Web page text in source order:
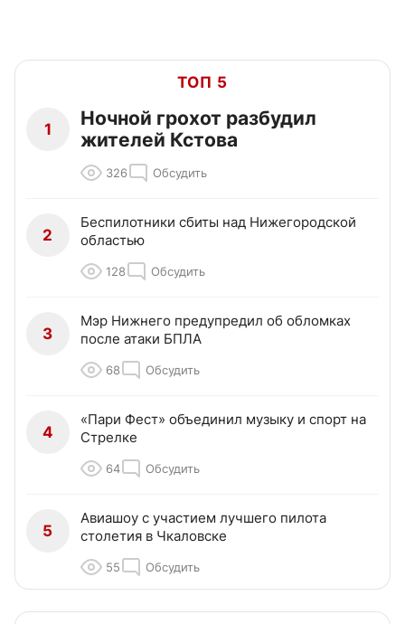
ТОП 5
1
Ночной грохот разбудил
жителей Кстова
326 Обсудить
2
Беспилотники сбиты над Нижегородской
областью
128 Обсудить
3
Мэр Нижнего предупредил об обломках
после атаки БПЛА
68 Обсудить
4
«Пари Фест» объединил музыку и спорт на
Стрелке
64 Обсудить
5
Авиашоу с участием лучшего пилота
столетия в Чкаловске
55 Обсудить